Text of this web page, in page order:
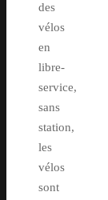
des
vélos
en
libre-
service,
sans
station,
les
vélos
sont